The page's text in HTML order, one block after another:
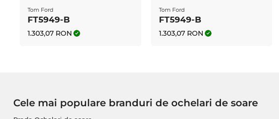
Tom Ford
FT5949-B
1.303,07 RON
Tom Ford
FT5949-B
1.303,07 RON
Cele mai populare branduri de ochelari de soare